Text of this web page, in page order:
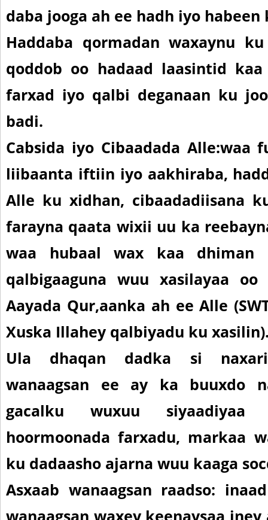
daba jooga ah ee hadh iyo
Haddaba qormadan waxaynu
qoddob oo hadaad laasintid
farxad iyo qalbi deganaan ku
badi.
Cabsida iyo Cibaadada Alle:waa
liibaanta iftiin iyo aakhiraba,
Alle ku xidhan, cibaadadiisana
farayna qaata wixii uu ka
waa hubaal wax kaa dhiman
qalbigaaguna wuu xasilayaa
Aayada Qur,aanka ah ee Alle
Xuska Illahey qalbiyadu ku
Ula dhaqan dadka si
wanaagsan ee ay ka buuxdo
gacalku wuxuu siyaadiyaa
hoormoonada farxadu, markaa
ku dadaasho ajarna wuu kaaga
Asxaab wanaagsan raadso: